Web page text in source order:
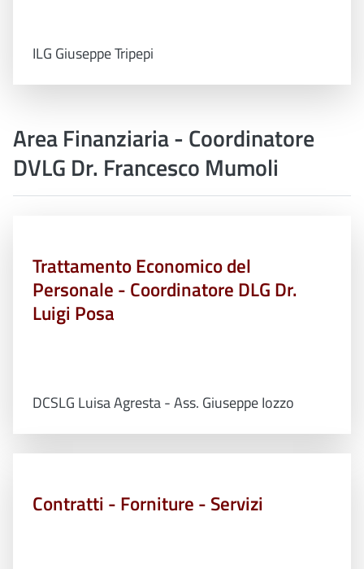
ILG Giuseppe Tripepi
Area Finanziaria - Coordinatore
DVLG Dr. Francesco Mumoli
Trattamento Economico del
Personale - Coordinatore DLG Dr.
Luigi Posa
DCSLG Luisa Agresta - Ass. Giuseppe Iozzo
Contratti - Forniture - Servizi